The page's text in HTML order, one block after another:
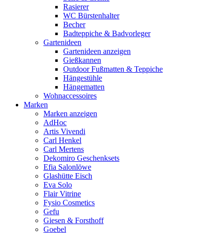
Rasierer
WC Bürstenhalter
Becher
Badteppiche & Badvorleger
Gartenideen
Gartenideen anzeigen
Gießkannen
Outdoor Fußmatten & Teppiche
Hängestühle
Hängematten
Wohnaccessoires
Marken
Marken anzeigen
AdHoc
Artis Vivendi
Carl Henkel
Carl Mertens
Dekomiro Geschenksets
Efia Salonlöwe
Glashütte Eisch
Eva Solo
Flair Vitrine
Fysio Cosmetics
Gefu
Giesen & Forsthoff
Goebel